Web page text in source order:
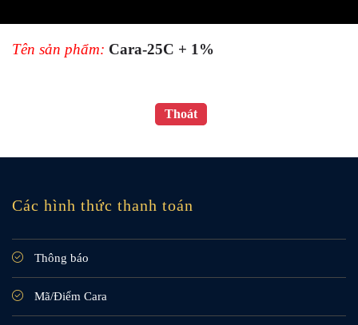
Tên sản phẩm: Cara-25C + 1%
Thoát
Các hình thức thanh toán
Thông báo
Mã/Điểm Cara